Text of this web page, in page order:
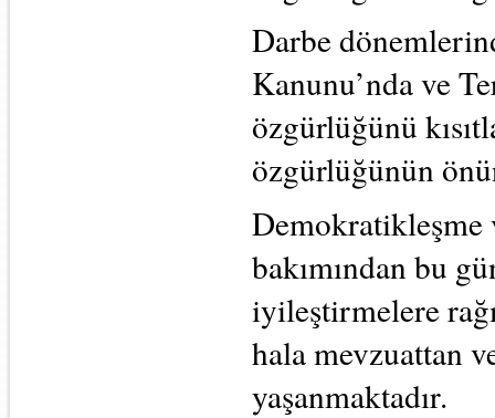
Darbe
Kanunu’nda ve
özgürlüğünü
özgürlüğünün
Demokratikleşme
bakımından bu
iyileştirmelere
hala mevzuattan
yaşanmaktadır.